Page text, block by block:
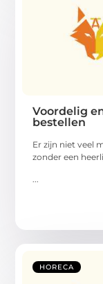
Voordelig
bestellen
Er zijn niet veel
zonder een
...
HORECA